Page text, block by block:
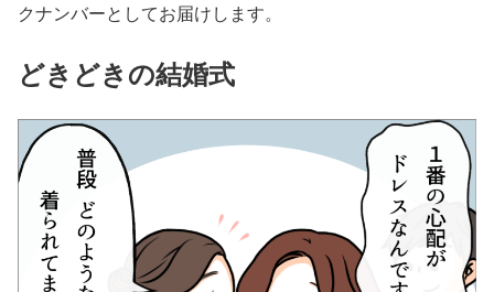
クナンバーとしてお届けします。
どきどきの結婚式